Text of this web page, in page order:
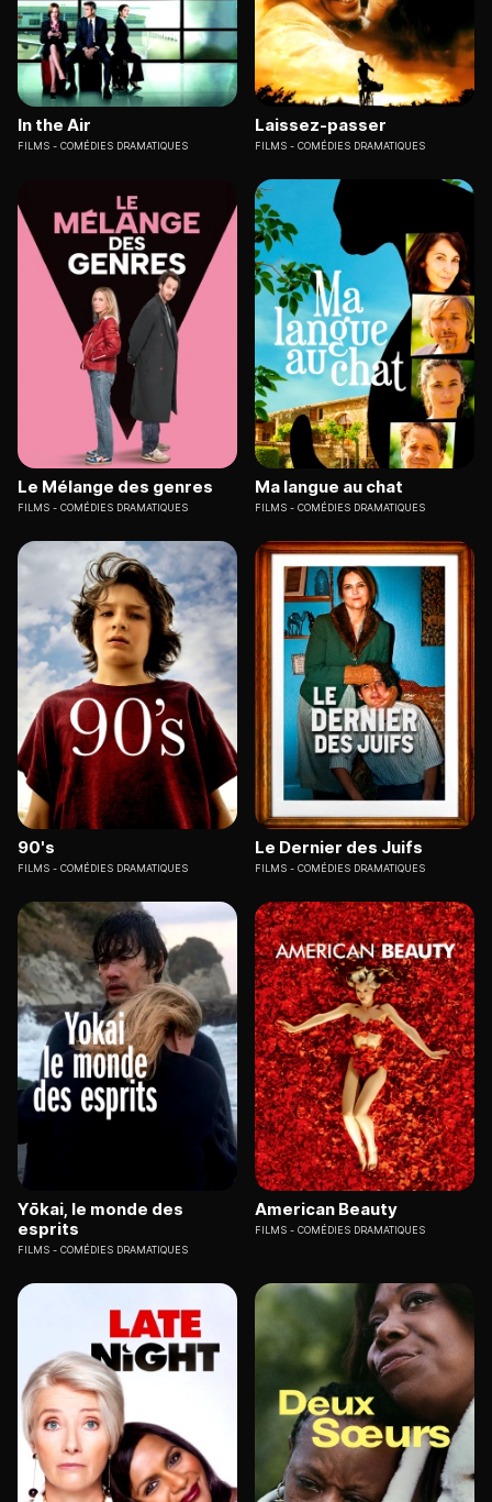
In the Air
FILMS COMÉDIES DRAMATIQUES
Laissez-passer
FILMS COMÉDIES DRAMATIQUES
Le Mélange des genres
FILMS COMÉDIES DRAMATIQUES
Ma langue au chat
FILMS COMÉDIES DRAMATIQUES
90's
FILMS COMÉDIES DRAMATIQUES
Le Dernier des Juifs
FILMS COMÉDIES DRAMATIQUES
Yōkai, le monde des
esprits
FILMS COMÉDIES DRAMATIQUES
American Beauty
FILMS COMÉDIES DRAMATIQUES